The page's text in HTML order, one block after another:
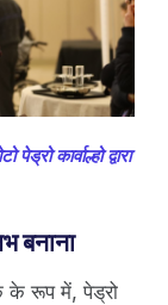
पेड्रो कार्वाल्हो द्वारा
बनाना
के रूप में, पेड्रो